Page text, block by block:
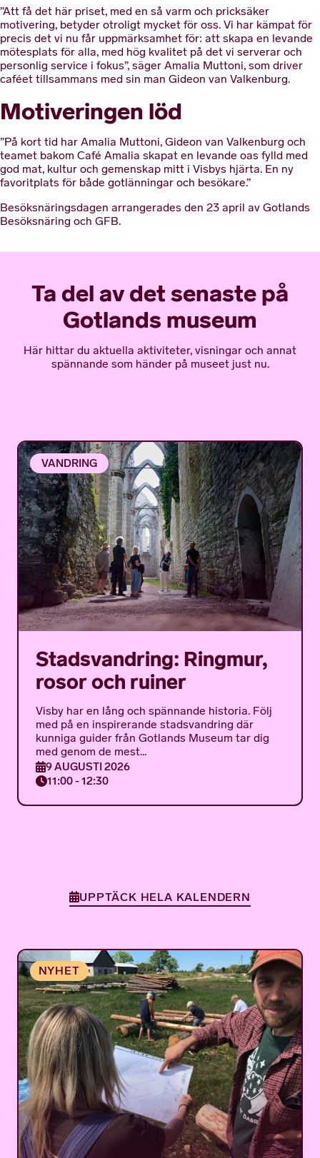
”Att få det här priset, med en så varm och pricksäker
motivering, betyder otroligt mycket för oss. Vi har kämpat för
precis det vi nu får uppmärksamhet för: att skapa en levande
mötesplats för alla, med hög kvalitet på det vi serverar och
personlig service i fokus”, säger Amalia Muttoni, som driver
caféet tillsammans med sin man Gideon van Valkenburg.
Motiveringen löd
”På kort tid har Amalia Muttoni, Gideon van Valkenburg och
teamet bakom Café Amalia skapat en levande oas fylld med
god mat, kultur och gemenskap mitt i Visbys hjärta. En ny
favoritplats för både gotlänningar och besökare.”
Besöksnäringsdagen arrangerades den 23 april av Gotlands
Besöksnäring och GFB.
Ta del av det senaste på
Gotlands museum
Här hittar du aktuella aktiviteter, visningar och annat
spännande som händer på museet just nu.
VANDRING
Stadsvandring: Ringmur,
rosor och ruiner
Visby har en lång och spännande historia. Följ
med på en inspirerande stadsvandring där
kunniga guider från Gotlands Museum tar dig
med genom de mest...
9 AUGUSTI 2026
11:00 - 12:30
UPPTÄCK HELA KALENDERN